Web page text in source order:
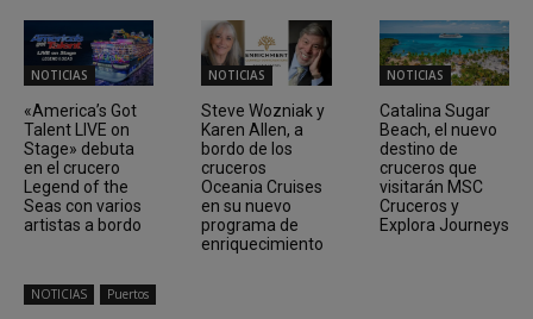
NOTICIAS
«America’s Got
Talent LIVE on
Stage» debuta
en el crucero
Legend of the
Seas con varios
artistas a bordo
NOTICIAS
Steve Wozniak y
Karen Allen, a
bordo de los
cruceros
Oceania Cruises
en su nuevo
programa de
enriquecimiento
NOTICIAS
Catalina Sugar
Beach, el nuevo
destino de
cruceros que
visitarán MSC
Cruceros y
Explora Journeys
NOTICIAS Puertos